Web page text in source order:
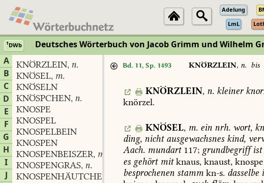
Adelung
LmL
1DWb Deutsches Wörterbuch von Jacob Grimm und Wilhelm
A
B
C
D
E
F
G
H
I
J
KNÖRZLEIN, n.
KNÖSEL, m.
KNÖSELN
KNÖSPCHEN, n.
KNOSPE
KNOSPEL
KNOSPELBEIN
KNOSPEN
KNOSPENBEISZER, m.
KNOSPENGRAS, n.
KNOSPENHÄUTCHEN
Bd. 11, Sp. 1493 KNÖRZLEIN, n. bis
KNÖRZLEIN, n. kleiner
knörzel.
KNÖSEL, m. einnrh.wort,
ding, nichtausgewachsnes kind,
Aach. mundart117; grundbegriffist
es gehörtmitknaus, knaust, knospe
besprochenen stamm kn-s. dasselbe